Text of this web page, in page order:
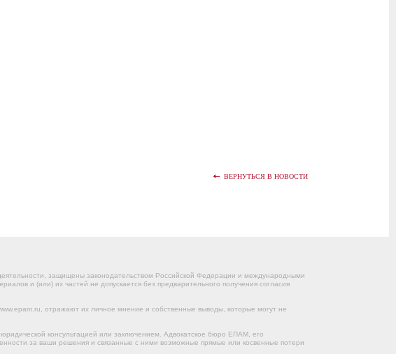
ВЕРНУТЬСЯ В НОВОСТИ
защищены законодательством Российской Федерации и международными
и (или) их частей не допускается без предварительного получения согласия
отражают их личное мнение и собственные выводы, которые могут не
консультацией или заключением. Адвокатское бюро ЕПАМ, его
за ваши решения и связанные с ними возможные прямые или косвенные потери